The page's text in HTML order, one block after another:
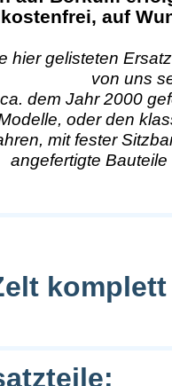
auf
hier gelisteten
von uns
ca. dem Jahr 2000
oder den
mit fester
angefertigte